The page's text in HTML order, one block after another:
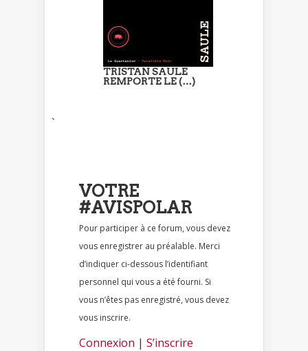
TRISTAN SAULE
REMPORTE LE (…)
`
VOTRE
#AVISPOLAR
Pour participer à ce forum, vous devez
vous enregistrer au préalable. Merci
d’indiquer ci-dessous l’identifiant
personnel qui vous a été fourni. Si
vous n’êtes pas enregistré, vous devez
vous inscrire.
Connexion | S’inscrire